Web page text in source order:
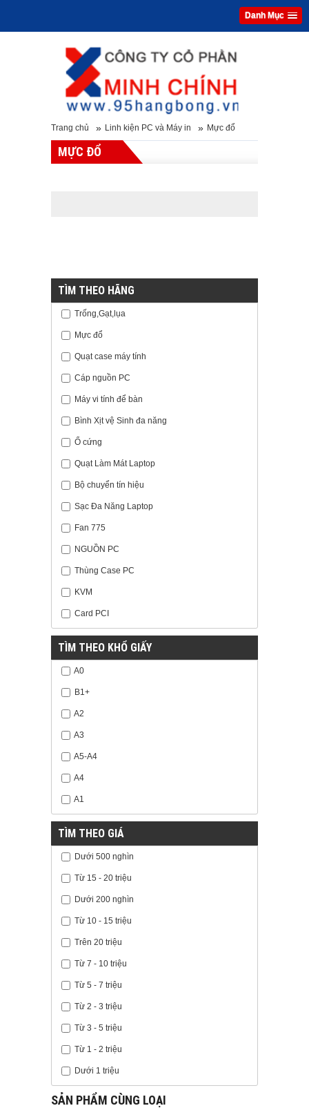
Danh Mục
Trang chủ » Linh kiện PC và Máy in » Mực đổ
MỰC ĐỔ
TÌM THEO HÃNG
Trống,Gạt,lụa
Mực đổ
Quạt case máy tính
Cáp nguồn PC
Máy vi tính để bàn
Bình Xịt vệ Sinh đa năng
Ổ cứng
Quạt Làm Mát Laptop
Bộ chuyển tín hiệu
Sạc Đa Năng Laptop
Fan 775
NGUỒN PC
Thùng Case PC
KVM
Card PCI
TÌM THEO KHỔ GIẤY
A0
B1+
A2
A3
A5-A4
A4
A1
TÌM THEO GIÁ
Dưới 500 nghìn
Từ 15 - 20 triệu
Dưới 200 nghìn
Từ 10 - 15 triệu
Trên 20 triệu
Từ 7 - 10 triệu
Từ 5 - 7 triệu
Từ 2 - 3 triệu
Từ 3 - 5 triệu
Từ 1 - 2 triệu
Dưới 1 triệu
SẢN PHẨM CÙNG LOẠI